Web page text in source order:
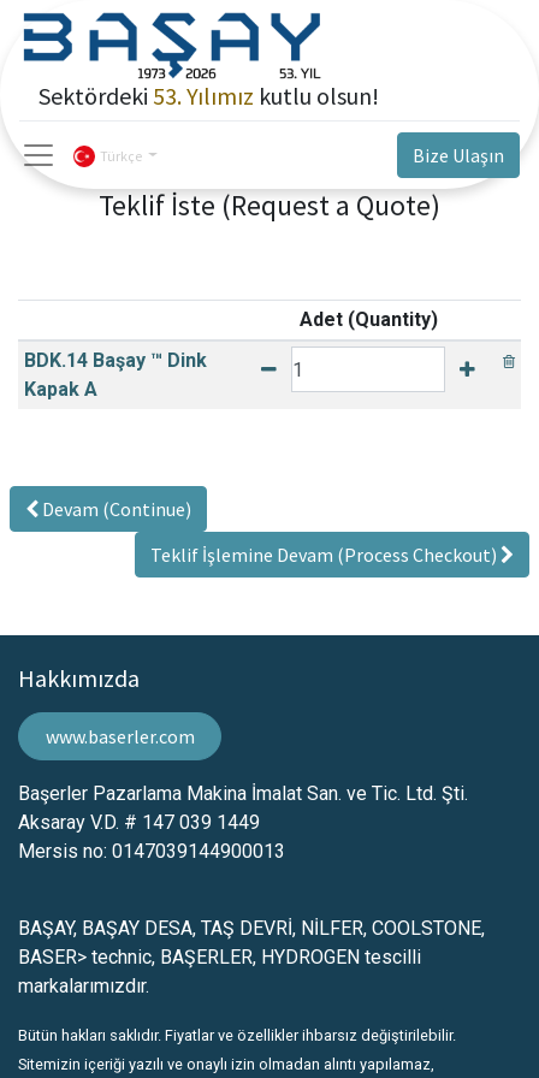
Sektördeki 53. Yılımız kutlu olsun!
Bize Ulaşın
Türkçe
Teklif İste (Request a Quote)
Adet (Quantity)
BDK.14 Başay ™ Dink
Kapak A
Devam (Continue)
Teklif İşlemine Devam (Process Checkout)
Hakkımızda
www.baserler.com
Başerler Pazarlama Makina İmalat San. ve Tic. Ltd. Şti.
Aksaray V.D. # 147 039 1449
Mersis no: 0147039144900013
BAŞAY, BAŞAY DESA, TAŞ DEVRİ, NİLFER, COOLSTONE,
BASER> technic, BAŞERLER, HYDROGEN tescilli
markalarımızdır.
Bütün hakları saklıdır. Fiyatlar ve özellikler ihbarsız değiştirilebilir.
Sitemizin içeriği yazılı ve onaylı izin olmadan alıntı yapılamaz,